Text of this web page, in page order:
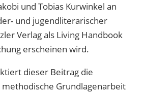
und Tobias Kurwinkel an
und jugendliterarischer
Verlag als Living Handbook
erscheinen wird.
dieser Beitrag die
Grundlagenarbeit